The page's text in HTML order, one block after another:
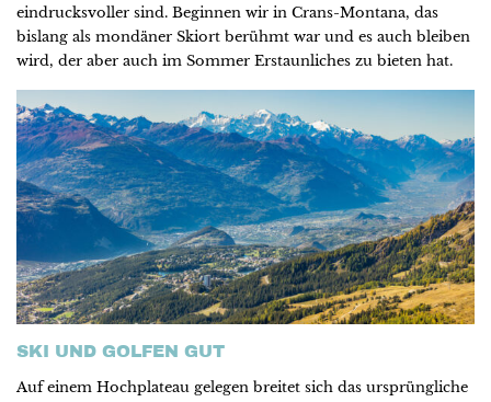
eindrucksvoller sind. Beginnen wir in Crans-Montana, das
bislang als mondäner Skiort berühmt war und es auch bleiben
wird, der aber auch im Sommer Erstaunliches zu bieten hat.
SKI UND GOLFEN GUT
Auf einem Hochplateau gelegen breitet sich das ursprüngliche